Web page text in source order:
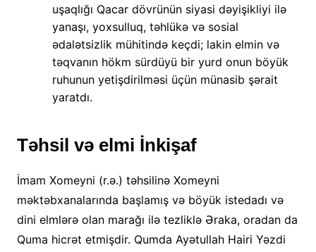
uşaqlığı Qacar dövrünün siyasi dəyişikliyi ilə
yanaşı, yoxsulluq, təhlükə və sosial
ədalətsizlik mühitində keçdi; lakin elmin və
təqvanın hökm sürdüyü bir yurd onun böyük
ruhunun yetişdirilməsi üçün münasib şərait
yaratdı.
Təhsil və elmi İnkişaf
İmam Xomeyni (r.ə.) təhsilinə Xomeyni
məktəbxanalarında başlamış və böyük istedadı və
dini elmlərə olan marağı ilə tezliklə Əraka, oradan da
Quma hicrət etmişdir. Qumda Ayətullah Hairi Yəzdi